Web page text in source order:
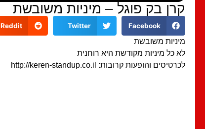
קרן בק פוגל – מיניות משובשת
Facebook
Twitter
Reddit
מיניות משובשת
לא כל מיניות מקודשת היא רוחנית
לכרטיסים והופעות קרובות: http://keren-standup.co.il